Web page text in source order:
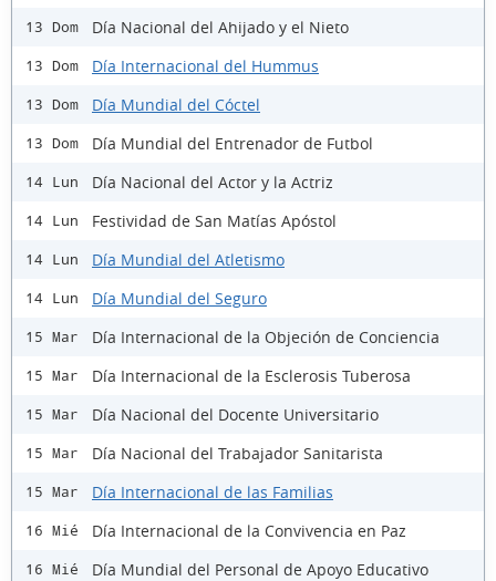
13 Dom Día Nacional del Ahijado y el Nieto
13 Dom Día Internacional del Hummus
13 Dom Día Mundial del Cóctel
13 Dom Día Mundial del Entrenador de Futbol
14 Lun Día Nacional del Actor y la Actriz
14 Lun Festividad de San Matías Apóstol
14 Lun Día Mundial del Atletismo
14 Lun Día Mundial del Seguro
15 Mar Día Internacional de la Objeción de Conciencia
15 Mar Día Internacional de la Esclerosis Tuberosa
15 Mar Día Nacional del Docente Universitario
15 Mar Día Nacional del Trabajador Sanitarista
15 Mar Día Internacional de las Familias
16 Mié Día Internacional de la Convivencia en Paz
16 Mié Día Mundial del Personal de Apoyo Educativo